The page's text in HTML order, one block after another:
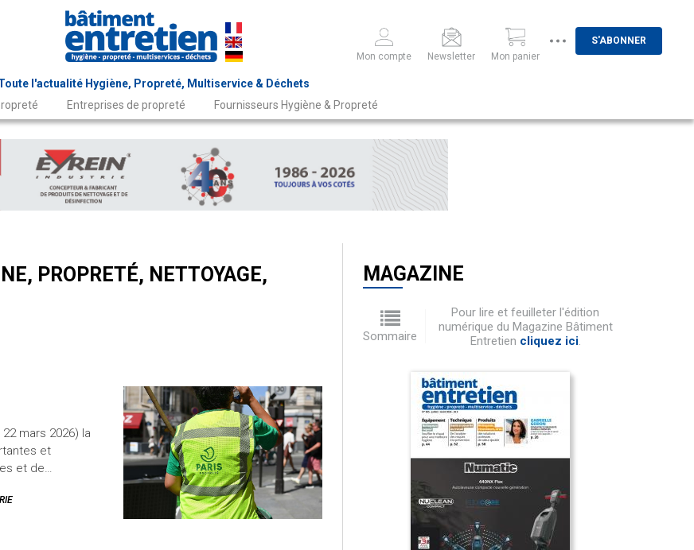
l'actualité Hygiène, Propreté, Multiservice & Déchets
Mon compte Newsletter Mon panier
S'ABONNER
Entreprises de propreté Fournisseurs Hygiène & Propreté
PROPRETÉ, NETTOYAGE,
mars 2026) la
et
et de…
MAGAZINE
Sommaire
Pour lire et feuilleter l'édition
numérique du Magazine Bâtiment
Entretien cliquez ici.